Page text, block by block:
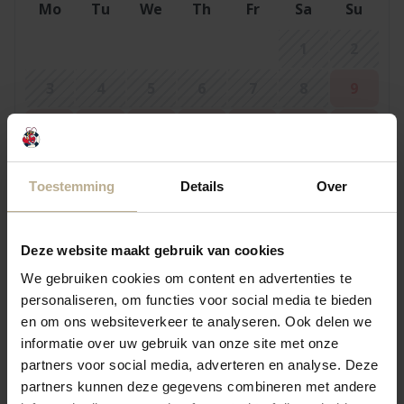
Toestemming Details Over
Deze website maakt gebruik van cookies
We gebruiken cookies om content en advertenties te
personaliseren, om functies voor social media te bieden
en om ons websiteverkeer te analyseren. Ook delen we
informatie over uw gebruik van onze site met onze
partners voor social media, adverteren en analyse. Deze
partners kunnen deze gegevens combineren met andere
Mo Tu We Th Fr Sa
Su
17
18 19 20 21 22
23
24
25 26 27 28 29
30
31
September 2026
Mo Tu We Th Fr Sa
1
2 3 4 5
6